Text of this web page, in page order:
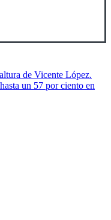
de Vicente López.
un 57 por ciento en